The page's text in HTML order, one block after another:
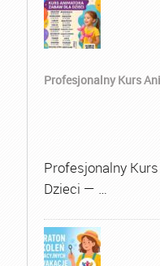
Profesjonalny Kurs
Profesjonalny
Dzieci — …